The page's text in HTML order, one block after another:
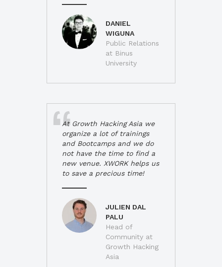
DANIEL
WIGUNA
Public Relations
at Binus
University
At Growth Hacking Asia we
organize a lot of trainings
and Bootcamps and we do
not have the time to find a
new venue. XWORK helps us
to save a precious time!
JULIEN DAL
PALU
Head of
Community at
Growth Hacking
Asia